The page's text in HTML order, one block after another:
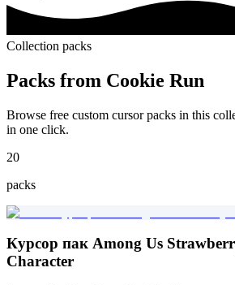
Collection packs
Packs from Cookie Run
Browse free custom cursor packs in this
in one click.
20
packs
Курсор пак Among Us
Character